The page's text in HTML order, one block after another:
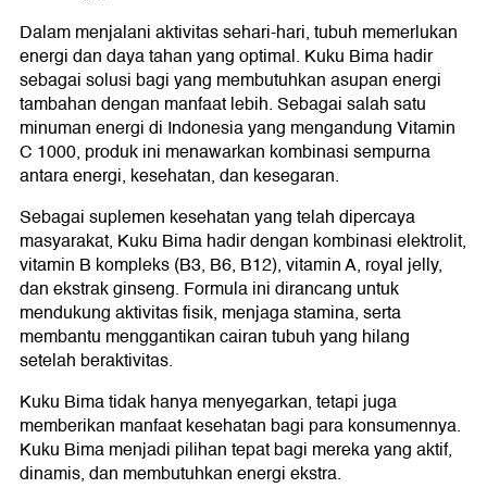
Dalam menjalani aktivitas sehari-hari, tubuh memerlukan
energi dan daya tahan yang optimal. Kuku Bima hadir
sebagai solusi bagi yang membutuhkan asupan energi
tambahan dengan manfaat lebih. Sebagai salah satu
minuman energi di Indonesia yang mengandung Vitamin
C 1000, produk ini menawarkan kombinasi sempurna
antara energi, kesehatan, dan kesegaran.
Sebagai suplemen kesehatan yang telah dipercaya
masyarakat, Kuku Bima hadir dengan kombinasi elektrolit,
vitamin B kompleks (B3, B6, B12), vitamin A, royal jelly,
dan ekstrak ginseng. Formula ini dirancang untuk
mendukung aktivitas fisik, menjaga stamina, serta
membantu menggantikan cairan tubuh yang hilang
setelah beraktivitas.
Kuku Bima tidak hanya menyegarkan, tetapi juga
memberikan manfaat kesehatan bagi para konsumennya.
Kuku Bima menjadi pilihan tepat bagi mereka yang aktif,
dinamis, dan membutuhkan energi ekstra.